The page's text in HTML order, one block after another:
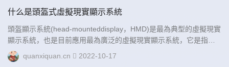
什么是頭盔式虛擬現實顯示系統
頭盔顯示系統(head-mounteddisplay，HMD)是最為典型的虛擬現實
顯示系統，也是目前應用最為廣泛的虛擬現實顯示系統，它是指佩
戴在用戶頭部，可以隨著用戶移動和轉動，并且向用戶眼睛顯示圖
像信息的設備。...
quanxiquan.cn 2022-10-17